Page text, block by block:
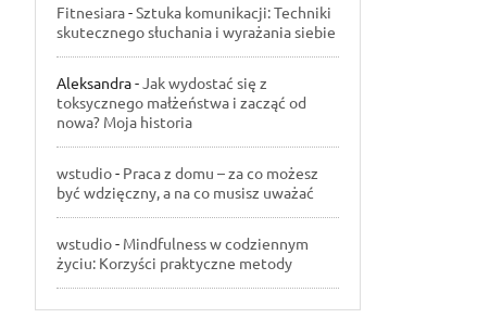
Fitnesiara-Sztuka komunikacji: Techniki
skutecznego słuchania i wyrażania siebie
Aleksandra-Jak wydostać się z
toksycznego małżeństwa i zacząć od
nowa? Moja historia
wstudio- Praca z domu – za co możesz
być wdzięczny, a na co musisz uważać
wstudio- Mindfulness w codziennym
życiu: Korzyści praktyczne metody